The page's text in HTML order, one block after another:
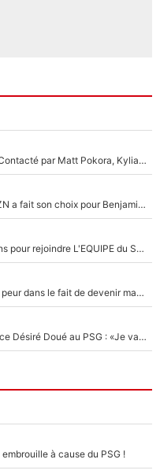
De l'équipe de France à The Voice Kids : Contacté par Matt Pokora, Kylian Mbappé a accepté de jouer un rôle inédit sur TF1 !
La Liga sur beIN Sports c’est terminé, DAZN a fait son choix pour Benjamin Da Silva et Omar Da Fonseca !
Raymond Domenech a posé ses conditions pour rejoindre L'EQUIPE du Soir : Il refuse de faire l'émission avec un autre chroniqueur !
«C’est l'une des choses qui me fait le plus peur dans le fait de devenir maman» : En couple avec Antoine Dupont, Iris Mittenaere s'inquiète déjà pour ses futurs enfants !
Le transfert de Maghnes Akliouche menace Désiré Doué au PSG : «Je valide à 200%»
à cause du PSG !